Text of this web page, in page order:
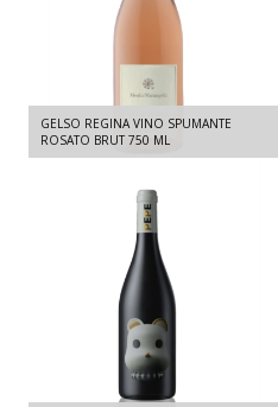
GELSO REGINA VINO SPUMANTE
ROSATO BRUT 750 ML